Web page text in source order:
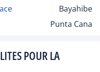
Bayahibe
Punta Cana
POUR LA